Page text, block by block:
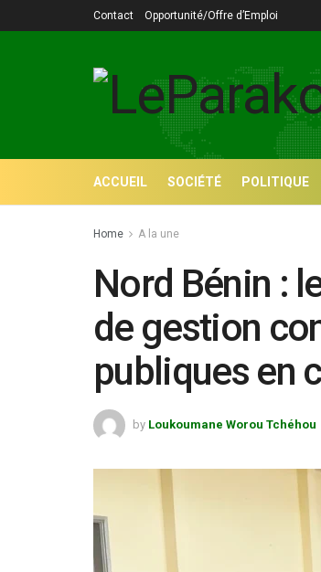
Contact Opportunité/Offre d’Emploi
ACCUEIL SOCIÉTÉ POLITIQUE
Home A la une
Nord Bénin :
de gestion
publiques en
by Loukoumane Worou Tchéhou